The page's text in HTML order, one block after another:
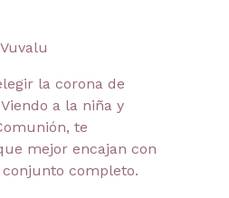
la corona de
a la niña y
te
mejor encajan con
completo.